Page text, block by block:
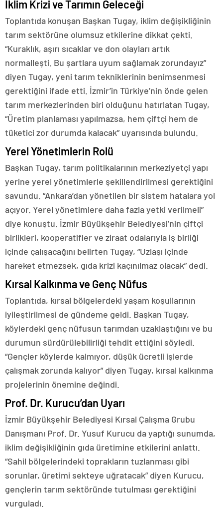
İklim Krizi ve Tarımın Geleceği
Toplantıda konuşan Başkan Tugay, iklim değişikliğinin
tarım sektörüne olumsuz etkilerine dikkat çekti.
“Kuraklık, aşırı sıcaklar ve don olayları artık
normalleşti. Bu şartlara uyum sağlamak zorundayız”
diyen Tugay, yeni tarım tekniklerinin benimsenmesi
gerektiğini ifade etti. İzmir’in Türkiye’nin önde gelen
tarım merkezlerinden biri olduğunu hatırlatan Tugay,
“Üretim planlaması yapılmazsa, hem çiftçi hem de
tüketici zor durumda kalacak” uyarısında bulundu.
Yerel Yönetimlerin Rolü
Başkan Tugay, tarım politikalarının merkeziyetçi yapı
yerine yerel yönetimlerle şekillendirilmesi gerektiğini
savundu. “Ankara’dan yönetilen bir sistem hatalara yol
açıyor. Yerel yönetimlere daha fazla yetki verilmeli”
diye konuştu. İzmir Büyükşehir Belediyesi’nin çiftçi
birlikleri, kooperatifler ve ziraat odalarıyla iş birliği
içinde çalışacağını belirten Tugay, “Uzlaşı içinde
hareket etmezsek, gıda krizi kaçınılmaz olacak” dedi.
Kırsal Kalkınma ve Genç Nüfus
Toplantıda, kırsal bölgelerdeki yaşam koşullarının
iyileştirilmesi de gündeme geldi. Başkan Tugay,
köylerdeki genç nüfusun tarımdan uzaklaştığını ve bu
durumun sürdürülebilirliği tehdit ettiğini söyledi.
“Gençler köylerde kalmıyor, düşük ücretli işlerde
çalışmak zorunda kalıyor” diyen Tugay, kırsal kalkınma
projelerinin önemine değindi.
Prof. Dr. Kurucu’dan Uyarı
İzmir Büyükşehir Belediyesi Kırsal Çalışma Grubu
Danışmanı Prof. Dr. Yusuf Kurucu da yaptığı sunumda,
iklim değişikliğinin gıda üretimine etkilerini anlattı.
“Sahil bölgelerindeki toprakların tuzlanması gibi
sorunlar, üretimi sekteye uğratacak” diyen Kurucu,
gençlerin tarım sektöründe tutulması gerektiğini
vurguladı.